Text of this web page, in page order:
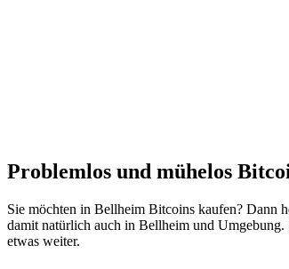
Problemlos und mühelos
Sie möchten in Bellheim Bitcoins kaufen? Dann
damit natürlich auch in Bellheim und Umgebung.
etwas weiter.